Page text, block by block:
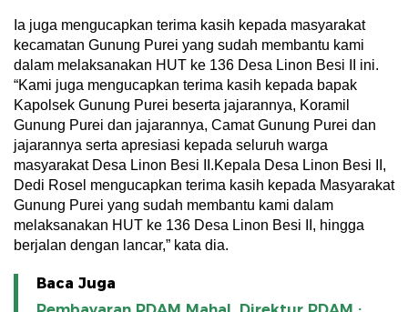
Ia juga mengucapkan terima kasih kepada masyarakat
kecamatan Gunung Purei yang sudah membantu kami
dalam melaksanakan HUT ke 136 Desa Linon Besi II ini.
“Kami juga mengucapkan terima kasih kepada bapak
Kapolsek Gunung Purei beserta jajarannya, Koramil
Gunung Purei dan jajarannya, Camat Gunung Purei dan
jajarannya serta apresiasi kepada seluruh warga
masyarakat Desa Linon Besi II.Kepala Desa Linon Besi II,
Dedi Rosel mengucapkan terima kasih kepada Masyarakat
Gunung Purei yang sudah membantu kami dalam
melaksanakan HUT ke 136 Desa Linon Besi II, hingga
berjalan dengan lancar,” kata dia.
Baca Juga